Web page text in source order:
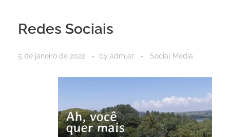
Redes Sociais
5 de janeiro de 2022 by admlar Social Media